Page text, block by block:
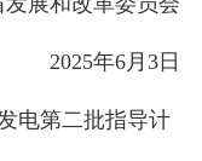
2025年6月3日
电第二批指导计